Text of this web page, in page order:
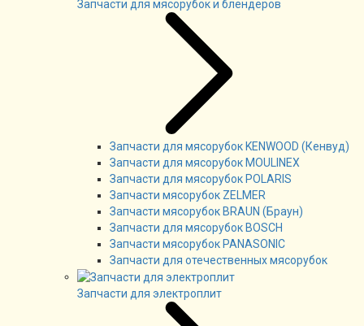
Запчасти для мясорубок и блендеров
Запчасти для мясорубок KENWOOD (Кенвуд)
Запчасти для мясорубок MOULINEX
Запчасти для мясорубок POLARIS
Запчасти мясорубок ZELMER
Запчасти мясорубок BRAUN (Браун)
Запчасти для мясорубок BOSCH
Запчасти мясорубок PANASONIC
Запчасти для отечественных мясорубок
Запчасти для электроплит